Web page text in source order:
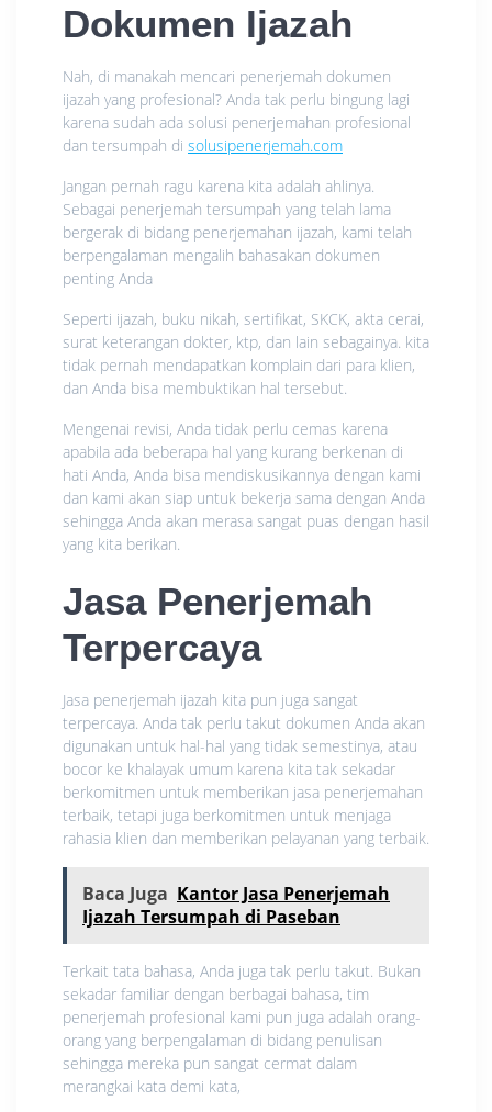
Dokumen Ijazah
Nah, di manakah mencari penerjemah dokumen
ijazah yang profesional? Anda tak perlu bingung lagi
karena sudah ada solusi penerjemahan profesional
dan tersumpah di solusipenerjemah.com
Jangan pernah ragu karena kita adalah ahlinya.
Sebagai penerjemah tersumpah yang telah lama
bergerak di bidang penerjemahan ijazah, kami telah
berpengalaman mengalih bahasakan dokumen
penting Anda
Seperti ijazah, buku nikah, sertifikat, SKCK, akta cerai,
surat keterangan dokter, ktp, dan lain sebagainya. kita
tidak pernah mendapatkan komplain dari para klien,
dan Anda bisa membuktikan hal tersebut.
Mengenai revisi, Anda tidak perlu cemas karena
apabila ada beberapa hal yang kurang berkenan di
hati Anda, Anda bisa mendiskusikannya dengan kami
dan kami akan siap untuk bekerja sama dengan Anda
sehingga Anda akan merasa sangat puas dengan hasil
yang kita berikan.
Jasa Penerjemah
Terpercaya
Jasa penerjemah ijazah kita pun juga sangat
terpercaya. Anda tak perlu takut dokumen Anda akan
digunakan untuk hal-hal yang tidak semestinya, atau
bocor ke khalayak umum karena kita tak sekadar
berkomitmen untuk memberikan jasa penerjemahan
terbaik, tetapi juga berkomitmen untuk menjaga
rahasia klien dan memberikan pelayanan yang terbaik.
Baca Juga Kantor Jasa Penerjemah
Ijazah Tersumpah di Paseban
Terkait tata bahasa, Anda juga tak perlu takut. Bukan
sekadar familiar dengan berbagai bahasa, tim
penerjemah profesional kami pun juga adalah orang-
orang yang berpengalaman di bidang penulisan
sehingga mereka pun sangat cermat dalam
merangkai kata demi kata,